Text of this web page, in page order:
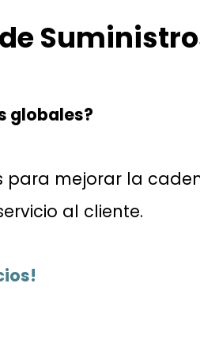
globales?
para mejorar la
al cliente.